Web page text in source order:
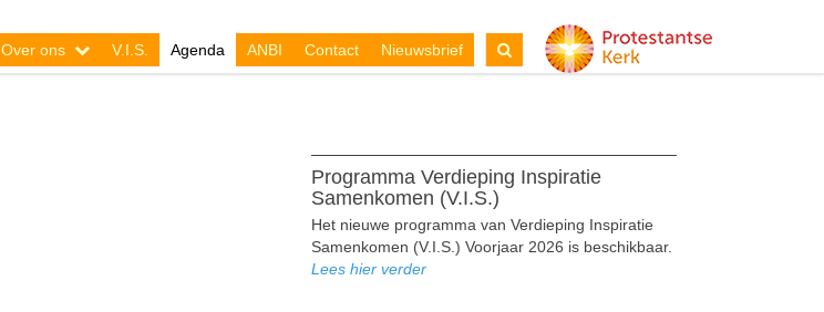
Over ons V.I.S. Agenda ANBI Contact Nieuwsbrief
Programma Verdieping Inspiratie
Samenkomen (V.I.S.)
Het nieuwe programma van Verdieping Inspiratie
Samenkomen (V.I.S.) Voorjaar 2026 is beschikbaar.
Lees hier verder